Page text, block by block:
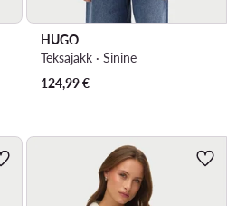
HUGO
Teksajakk · Sinine
124,99€